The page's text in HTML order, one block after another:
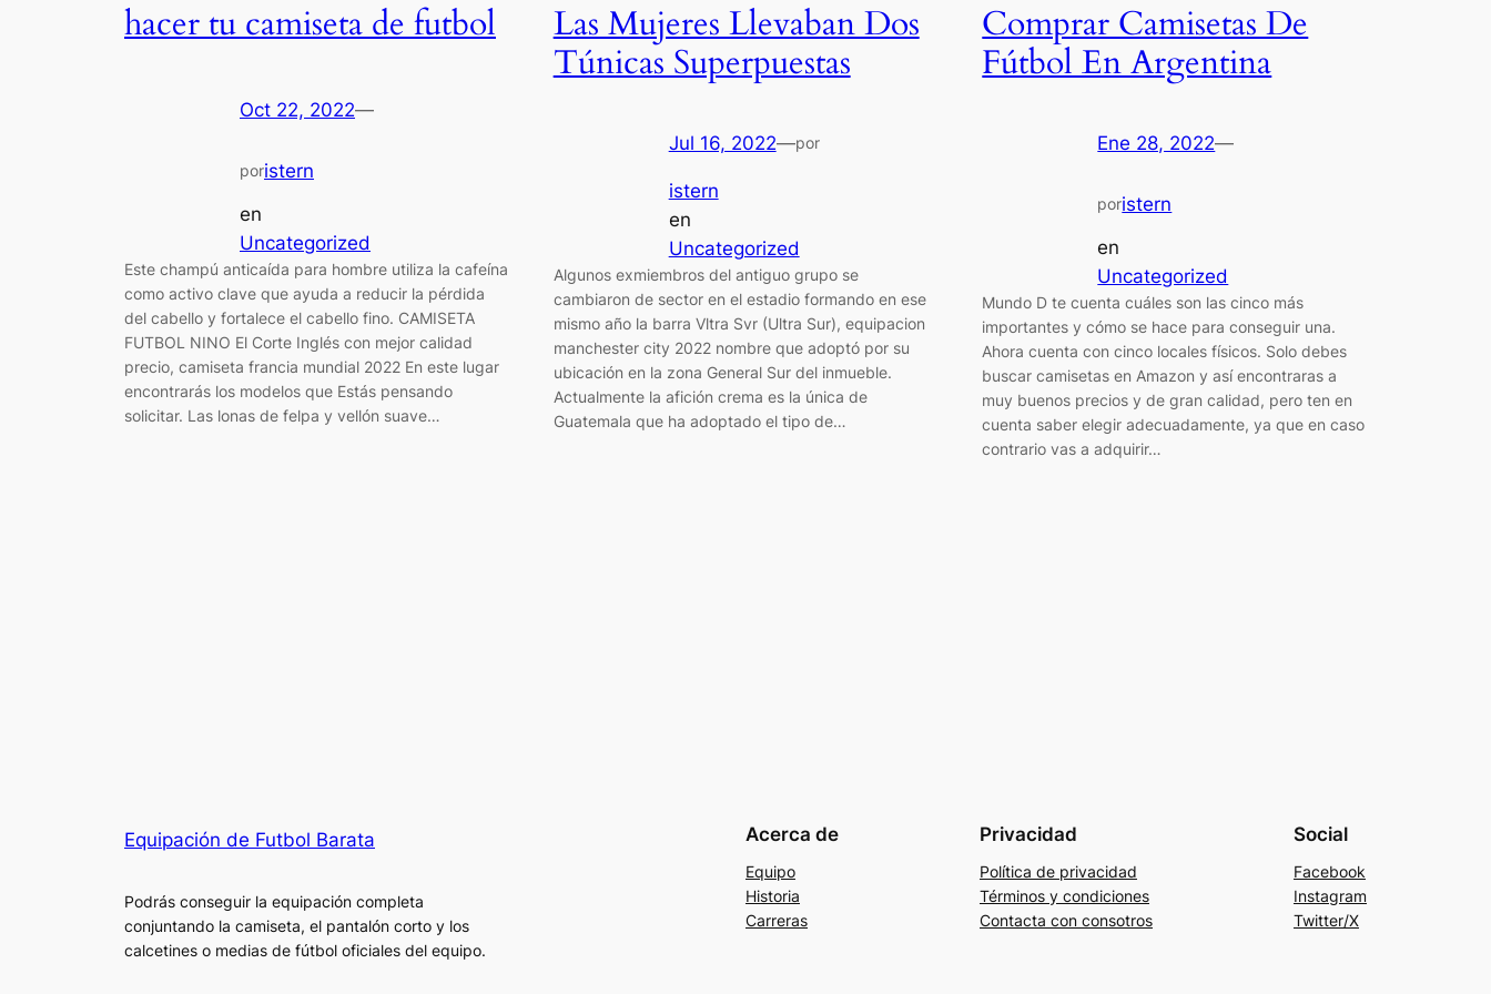
hacer tu camiseta de futbol
Oct 22, 2022—
poristern
en
Uncategorized
Este champú anticaída para hombre utiliza la cafeína
como activo clave que ayuda a reducir la pérdida
del cabello y fortalece el cabello fino. CAMISETA
FUTBOL NINO El Corte Inglés con mejor calidad
precio, camiseta francia mundial 2022 En este lugar
encontrarás los modelos que Estás pensando
solicitar. Las lonas de felpa y vellón suave…
Las Mujeres Llevaban Dos
Túnicas Superpuestas
Jul 16, 2022—por
istern
en
Uncategorized
Algunos exmiembros del antiguo grupo se
cambiaron de sector en el estadio formando en ese
mismo año la barra Vltra Svr (Ultra Sur), equipacion
manchester city 2022 nombre que adoptó por su
ubicación en la zona General Sur del inmueble.
Actualmente la afición crema es la única de
Guatemala que ha adoptado el tipo de…
Comprar Camisetas De
Fútbol En Argentina
Ene 28, 2022—
poristern
en
Uncategorized
Mundo D te cuenta cuáles son las cinco más
importantes y cómo se hace para conseguir una.
Ahora cuenta con cinco locales físicos. Solo debes
buscar camisetas en Amazon y así encontraras a
muy buenos precios y de gran calidad, pero ten en
cuenta saber elegir adecuadamente, ya que en caso
contrario vas a adquirir…
Equipación de Futbol Barata
Podrás conseguir la equipación completa
conjuntando la camiseta, el pantalón corto y los
calcetines o medias de fútbol oficiales del equipo.
Acerca de
Equipo
Historia
Carreras
Privacidad
Política de privacidad
Términos y condiciones
Contacta con consotros
Social
Facebook
Instagram
Twitter/X